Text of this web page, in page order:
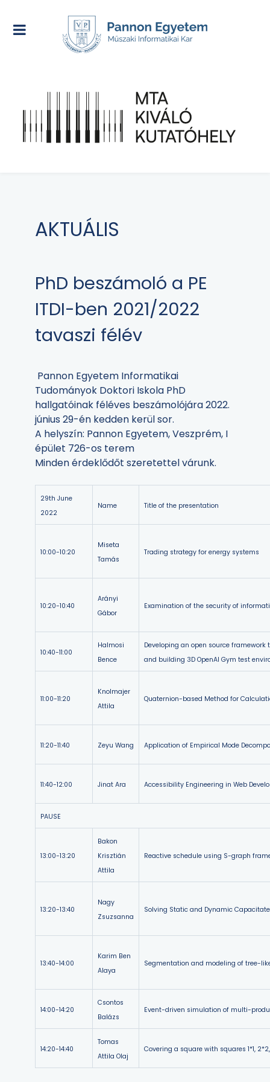
AKTUÁLIS
PhD beszámoló a PE
ITDI-ben 2021/2022
tavaszi félév
Pannon Egyetem Informatikai
Tudományok Doktori Iskola PhD
hallgatóinak féléves beszámolójára 2022.
június 29-én kedden kerül sor.
A helyszín: Pannon Egyetem, Veszprém, I
épület 726-os terem
Minden érdeklődőt szeretettel várunk.
29th June
2022
Name Title of the presentation
10:00-10:20
Miseta
Tamás
Trading strategy for energy systems
10:20-10:40
Arányi
Gábor
Examination of the security of
10:40-11:00
Halmosi
Bence
Developing an open source
and building 3D OpenAI Gym test
11:00-11:20
Knolmajer
Attila
Quaternion-based Method for
11:20-11:40 Zeyu Wang Application of Empirical Mode
11:40-12:00 Jinat Ara Accessibility Engineering in Web
PAUSE
13:00-13:20
Bakon
Krisztián
Attila
Reactive schedule using S-graph
13:20-13:40
Nagy
Zsuzsanna
Solving Static and Dynamic
13:40-14:00
Karim Ben
Alaya
Segmentation and modeling of tree-
14:00-14:20
Csontos
Balázs
Event-driven simulation of multi-
14:20-14:40
Tomas
Attila Olaj
Covering a square with squares 1*1, 2*2,